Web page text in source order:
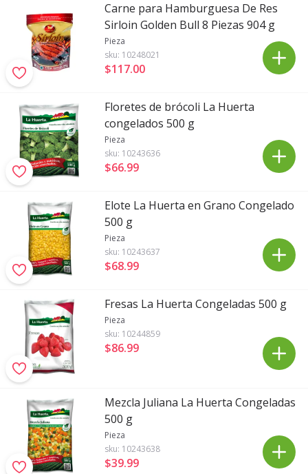
Carne para Hamburguesa De Res
Sirloin Golden Bull 8 Piezas 904 g
Pieza
sku: 10248021
$117.00
Floretes de brócoli La Huerta
congelados 500 g
Pieza
sku: 10243636
$66.99
Elote La Huerta en Grano Congelado
500 g
Pieza
sku: 10243637
$68.99
Fresas La Huerta Congeladas 500 g
Pieza
sku: 10244859
$86.99
Mezcla Juliana La Huerta Congeladas
500 g
Pieza
sku: 10243638
$39.99